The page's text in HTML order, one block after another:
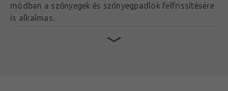
módban a szőnyegek és szőnyegpadlók felfrissítésére
is alkalmas.